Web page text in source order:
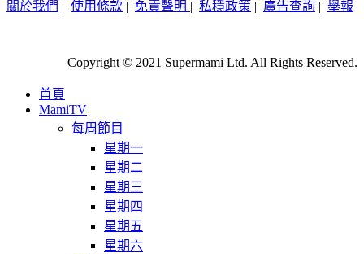
關於我們 | 使用條款 | 免責聲明 | 私穩政策 | 廣告查詢 | 舉報
Copyright © 2021 Supermami Ltd. All Rights Reserved.
首頁
MamiTV
每周節目
星期一
星期二
星期三
星期四
星期五
星期六